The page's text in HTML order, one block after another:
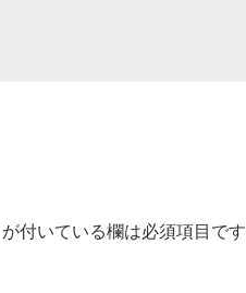
が付いている欄は必須項目です